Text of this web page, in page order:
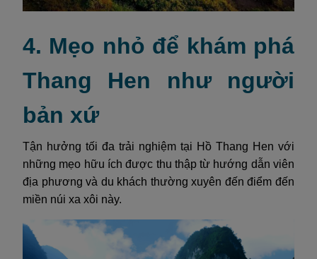
4. Mẹo nhỏ để khám phá
Thang Hen như người
bản xứ
Tận hưởng tối đa trải nghiệm tại Hồ Thang Hen với
những mẹo hữu ích được thu thập từ hướng dẫn viên
địa phương và du khách thường xuyên đến điểm đến
miền núi xa xôi này.